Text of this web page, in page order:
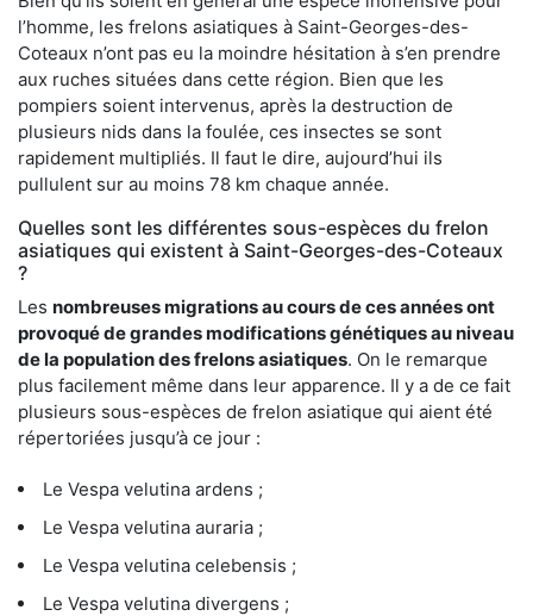
l’homme, les frelons asiatiques à Saint-Georges-des-
Coteaux n’ont pas eu la moindre hésitation à s’en prendre
aux ruches situées dans cette région. Bien que les
pompiers soient intervenus, après la destruction de
plusieurs nids dans la foulée, ces insectes se sont
rapidement multipliés. Il faut le dire, aujourd’hui ils
pullulent sur au moins 78 km chaque année.
Quelles sont les différentes sous-espèces du frelon
asiatiques qui existent à Saint-Georges-des-Coteaux
?
Les nombreuses migrations au cours de ces années ont
provoqué de grandes modifications génétiques au niveau
de la population des frelons asiatiques. On le remarque
plus facilement même dans leur apparence. Il y a de ce fait
plusieurs sous-espèces de frelon asiatique qui aient été
répertoriées jusqu’à ce jour :
Le Vespa velutina ardens ;
Le Vespa velutina auraria ;
Le Vespa velutina celebensis ;
Le Vespa velutina divergens ;